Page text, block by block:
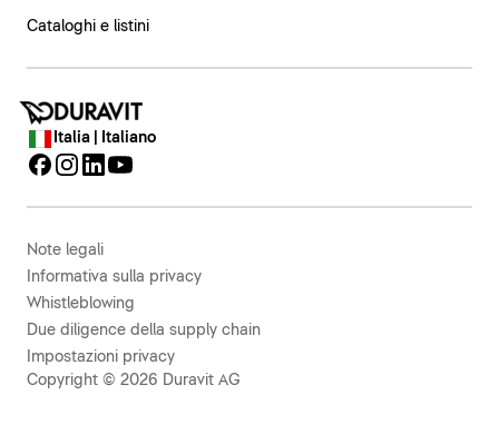
Cataloghi e listini
Italia | Italiano
Note legali
Informativa sulla privacy
Whistleblowing
Due diligence della supply chain
Impostazioni privacy
Copyright © 2026 Duravit AG